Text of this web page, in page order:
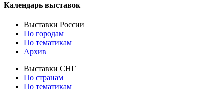
Календарь выставок
Выставки России
По городам
По тематикам
Архив
Выставки СНГ
По странам
По тематикам